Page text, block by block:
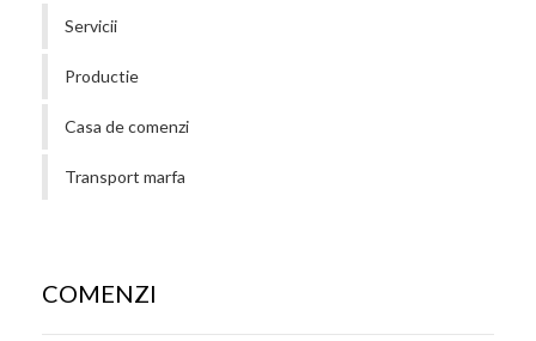
Servicii
Productie
Casa de comenzi
Transport marfa
COMENZI